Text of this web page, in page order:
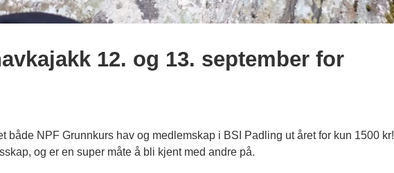
12. og 13. september for
både NPF Grunnkurs hav og medlemskap i BSI Padling ut året for kun 1500 kr!
og er en super måte å bli kjent med andre på.